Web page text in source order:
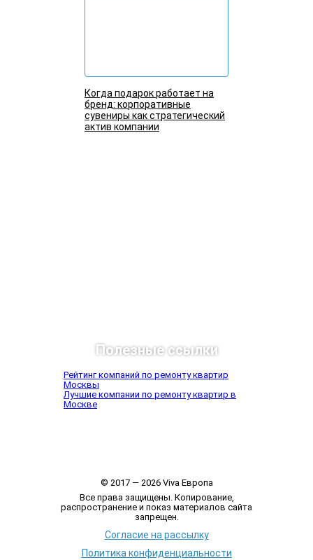
Когда подарок работает на
бренд: корпоративные
сувениры как стратегический
актив компании
Полезные ссылки
Рейтинг компаний по ремонту квартир
Москвы
Лучшие компании по ремонту квартир в
Москве
© 2017 — 2026 Viva Европа
Все права защищены. Копирование,
распространение и показ материалов сайта
запрещен.
Согласие на рассылку
Политика конфиденциальности